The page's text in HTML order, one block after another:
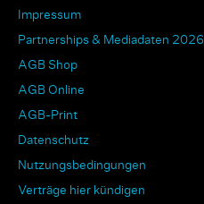
Impressum
Partnerships & Mediadaten 2026
AGB Shop
AGB Online
AGB-Print
Datenschutz
Nutzungsbedingungen
Verträge hier kündigen